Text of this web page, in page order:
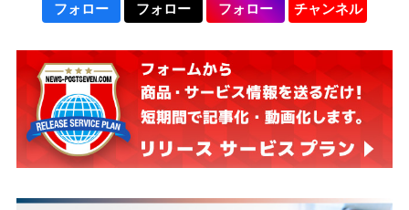
フォロー フォロー フォロー チャンネル